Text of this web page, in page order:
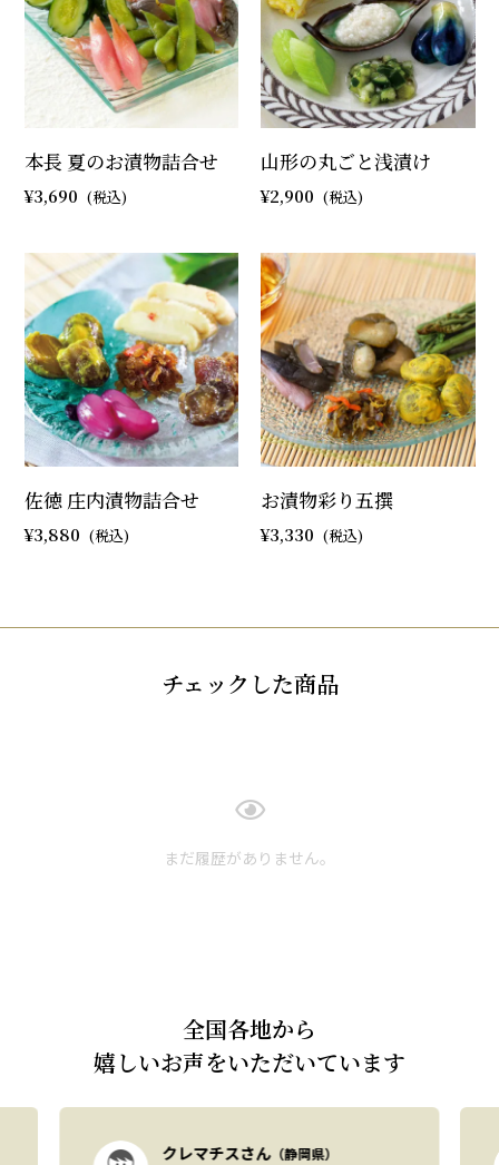
本長 夏のお漬物詰合せ
3,690
山形の丸ごと浅漬け
2,900
佐徳 庄内漬物詰合せ
3,880
お漬物彩り五撰
3,330
チェックした商品
まだ履歴がありません。
全国各地から
嬉しいお声をいただいています
クレマチスさん（静岡県）